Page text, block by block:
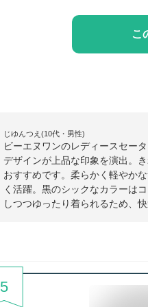
こ
じゆんつえ(10代・男性)
ビーエヌワンのレディースセー
デザインが上品な印象を演出。
おすすめです。柔らかく軽やか
く活躍。黒のシックなカラーは
しつつゆったり着られるため、
5